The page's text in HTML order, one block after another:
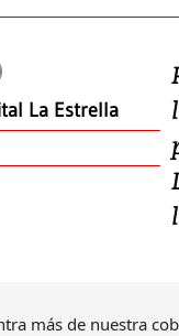
La Estrella
más de nuestra